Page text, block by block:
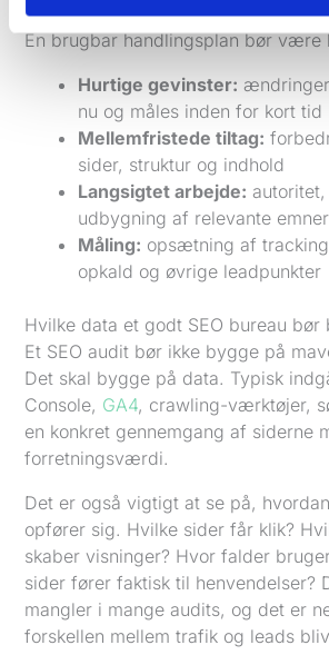
En brugbar handlingsplan bør være
Hurtige gevinster:
nu og måles inden for kort tid
Mellemfristede tiltag:
sider, struktur og indhold
Langsigtet arbejde:
udbygning af relevante emner
Måling: opsætning af
opkald og øvrige leadpunkter
Hvilke data et godt SEO bureau bør
Et SEO audit bør ikke bygge på
Det skal bygge på data. Typisk
Console, GA4, crawling-værktøjer,
en konkret gennemgang af siderne
forretningsværdi.
Det er også vigtigt at se på,
opfører sig. Hvilke sider får klik?
skaber visninger? Hvor falder
sider fører faktisk til henvendelser?
mangler i mange audits, og det er
forskellen mellem trafik og leads